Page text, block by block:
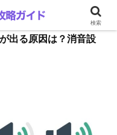
出る原因は？消音設
検索